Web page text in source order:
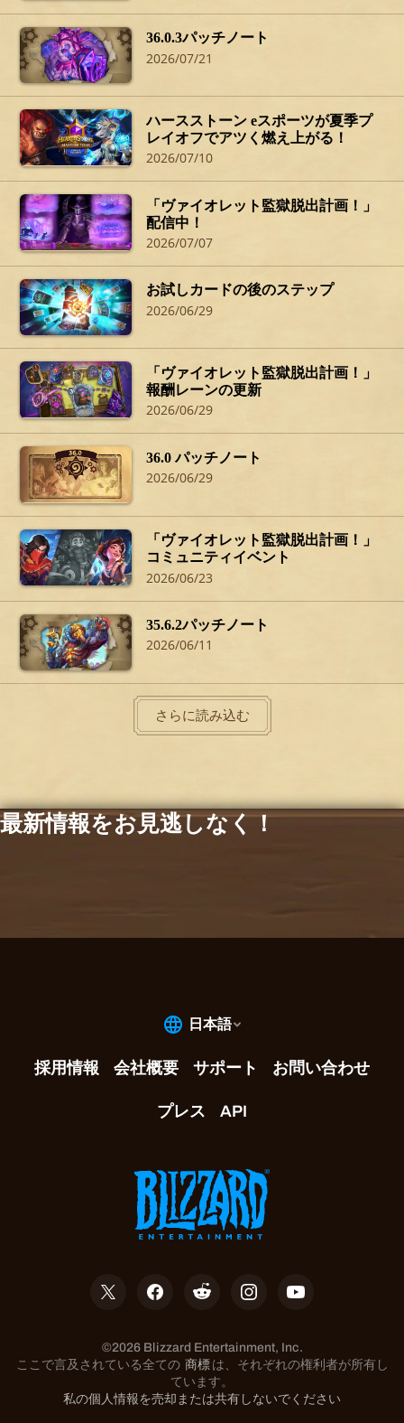
36.0.3パッチノート
2026/07/21
ハースストーン eスポーツが夏季プ
レイオフでアツく燃え上がる！
2026/07/10
「ヴァイオレット監獄脱出計画！」
配信中！
2026/07/07
お試しカードの後のステップ
2026/06/29
「ヴァイオレット監獄脱出計画！」
報酬レーンの更新
2026/06/29
36.0 パッチノート
2026/06/29
「ヴァイオレット監獄脱出計画！」
コミュニティイベント
2026/06/23
35.6.2パッチノート
2026/06/11
さらに読み込む
最新情報をお見逃しなく！